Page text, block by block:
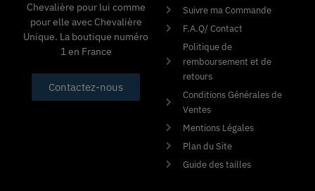
Chevalière pour lui comme
pour elle avec Chevalière
Unique. La boutique numéro
1 en France
Contactez-nous
Suivre ma Commande
F.A.Q/ Contact
Politique de
remboursement et de
retours
Conditions Générales de
Ventes
Mentions Légales
Plan du Site
Guide des tailles